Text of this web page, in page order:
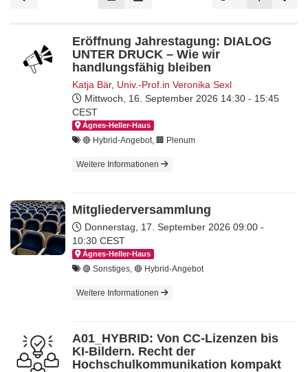
Eröffnung Jahrestagung: DIALOG
UNTER DRUCK – Wie wir
handlungsfähig bleiben
Katja Bär, Univ.-Prof.in Veronika Sexl
Mittwoch, 16. September 2026 14:30 - 15:45
CEST
Ágnes-Hel­ler-Haus
🔴 Hybrid-Angebot, 🏢 Plenum
Weitere Informationen
Mitgliederversammlung
Donnerstag, 17. September 2026 09:00 -
10:30 CEST
Ágnes-Hel­ler-Haus
🟣 Sonstiges, 🔴 Hybrid-Angebot
Weitere Informationen
A01_HYBRID: Von CC-Lizenzen bis
KI-Bildern. Recht der
Hochschulkommunikation kompakt